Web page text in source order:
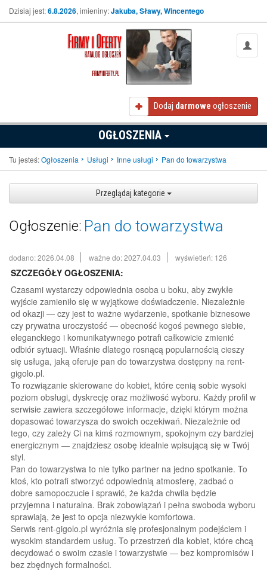
Dzisiaj jest:6.8.2026, imieniny:Jakuba, Sławy, Wincentego
Dodaj darmowe ogłoszenie
OGŁOSZENIA
Tu jesteś:Ogłoszenia Usługi Inne usługi Pan do towarzystwa
Przeglądaj kategorie
Ogłoszenie: Pan do towarzystwa
dodano: 2026.04.08 ważne do: 2027.04.03 wyświetleń: 126
SZCZEGÓŁY OGŁOSZENIA:
Czasami wystarczy odpowiednia osoba u boku, aby zwykłe
wyjście zamieniło się w wyjątkowe doświadczenie. Niezależnie
od okazji — czy jest to ważne wydarzenie, spotkanie biznesowe
czy prywatna uroczystość — obecność kogoś pewnego siebie,
eleganckiego i komunikatywnego potrafi całkowicie zmienić
odbiór sytuacji. Właśnie dlatego rosnącą popularnością cieszy
się usługa, jaką oferuje pan do towarzystwa dostępny na rent-
gigolo.pl.
To rozwiązanie skierowane do kobiet, które cenią sobie wysoki
poziom obsługi, dyskrecję oraz możliwość wyboru. Każdy profil w
serwisie zawiera szczegółowe informacje, dzięki którym można
dopasować towarzysza do swoich oczekiwań. Niezależnie od
tego, czy zależy Ci na kimś rozmownym, spokojnym czy bardziej
energicznym — znajdziesz osobę idealnie wpisującą się w Twój
styl.
Pan do towarzystwa to nie tylko partner na jedno spotkanie. To
ktoś, kto potrafi stworzyć odpowiednią atmosferę, zadbać o
dobre samopoczucie i sprawić, że każda chwila będzie
przyjemna i naturalna. Brak zobowiązań i pełna swoboda wyboru
sprawiają, że jest to opcja niezwykle komfortowa.
Serwis rent-gigolo.pl wyróżnia się profesjonalnym podejściem i
wysokim standardem usług. To przestrzeń dla kobiet, które chcą
decydować o swoim czasie i towarzystwie — bez kompromisów i
bez zbędnych formalności.